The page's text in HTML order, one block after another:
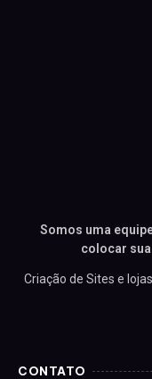
Somos uma
colocar
Criação de Sites e
CONTATO